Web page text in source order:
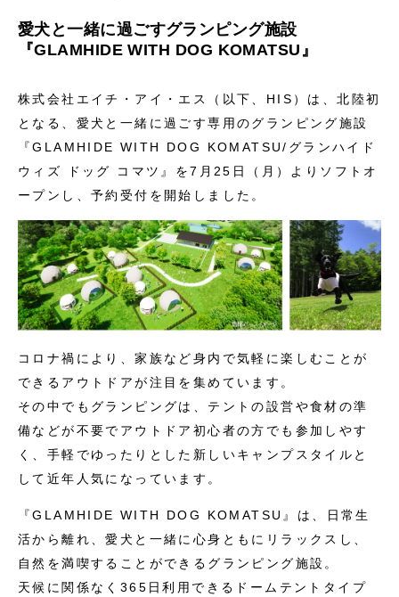
愛犬と一緒に過ごすグランピング施設
『GLAMHIDE WITH DOG KOMATSU』
株式会社エイチ・アイ・エス（以下、HIS）は、北陸初
となる、愛犬と一緒に過ごす専用のグランピング施設
『GLAMHIDE WITH DOG KOMATSU/グランハイド
ウィズ ドッグ コマツ』を7月25日（月）よりソフトオ
ープンし、予約受付を開始しました。
コロナ禍により、家族など身内で気軽に楽しむことが
できるアウトドアが注目を集めています。
その中でもグランピングは、テントの設営や食材の準
備などが不要でアウトドア初心者の方でも参加しやす
く、手軽でゆったりとした新しいキャンプスタイルと
して近年人気になっています。
『GLAMHIDE WITH DOG KOMATSU』は、日常生
活から離れ、愛犬と一緒に心身ともにリラックスし、
自然を満喫することができるグランピング施設。
天候に関係なく365日利用できるドームテントタイプ